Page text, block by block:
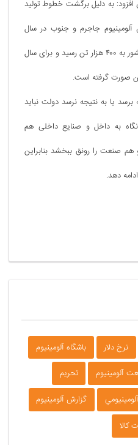
به دلیل برگشت خطوط تولید
جاجرم و جنوب در سال
گذشته ظرفیت تولید آلومینیوم در کشور به ۴۰۰ هزار تن رسید و برای سال
یا به نتیجه نرسد دولت نباید
به داخل و صنایع داخلی هم
صنعت را رونق ببخشد بنابراین
دهد.
نرخ دلار باشگاه آلومينيوم
آلومينيوم تحريم
گزارش آلومينيوم